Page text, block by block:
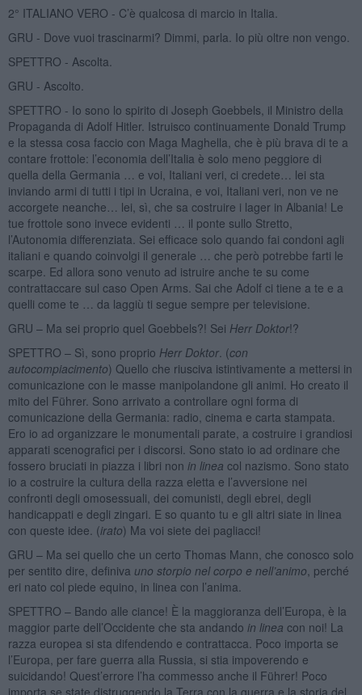
2° ITALIANO VERO - C’è qualcosa di marcio in Italia.
GRU - Dove vuoi trascinarmi? Dimmi, parla. Io più oltre non vengo.
SPETTRO - Ascolta.
GRU - Ascolto.
SPETTRO - Io sono lo spirito di Joseph Goebbels, il Ministro della
Propaganda di Adolf Hitler. Istruisco continuamente Donald Trump
e la stessa cosa faccio con Maga Maghella, che è più brava di te a
contare frottole: l’economia dell’Italia è solo meno peggiore di
quella della Germania … e voi, Italiani veri, ci credete… lei sta
inviando armi di tutti i tipi in Ucraina, e voi, Italiani veri, non ve ne
accorgete neanche… lei, sì, che sa costruire i lager in Albania! Le
tue frottole sono invece evidenti … il ponte sullo Stretto,
l’Autonomia differenziata. Sei efficace solo quando fai condoni agli
italiani e quando coinvolgi il generale … che però potrebbe farti le
scarpe. Ed allora sono venuto ad istruire anche te su come
contrattaccare sul caso Open Arms. Sai che Adolf ci tiene a te e a
quelli come te … da laggiù ti segue sempre per televisione.
GRU – Ma sei proprio quel Goebbels?! Sei Herr Doktor!?
SPETTRO – Sì, sono proprio Herr Doktor. (con
autocompiacimento) Quello che riusciva istintivamente a mettersi in
comunicazione con le masse manipolandone gli animi. Ho creato il
mito del Führer. Sono arrivato a controllare ogni forma di
comunicazione della Germania: radio, cinema e carta stampata.
Ero io ad organizzare le monumentali parate, a costruire i grandiosi
apparati scenografici per i discorsi. Sono stato io ad ordinare che
fossero bruciati in piazza i libri non in linea col nazismo. Sono stato
io a costruire la cultura della razza eletta e l’avversione nei
confronti degli omosessuali, dei comunisti, degli ebrei, degli
handicappati e degli zingari. E so quanto tu e gli altri siate in linea
con queste idee. (irato) Ma voi siete dei pagliacci!
GRU – Ma sei quello che un certo Thomas Mann, che conosco solo
per sentito dire, definiva uno storpio nel corpo e nell’animo , perché
eri nato col piede equino, in linea con l’anima.
SPETTRO – Bando alle ciance! È la maggioranza dell’Europa, è la
maggior parte dell’Occidente che sta andando in linea con noi! La
razza europea si sta difendendo e contrattacca. Poco importa se
l’Europa, per fare guerra alla Russia, si stia impoverendo e
suicidando! Quest’errore l’ha commesso anche il Führer! Poco
importa se state distruggendo la Terra con la guerra e la storia del